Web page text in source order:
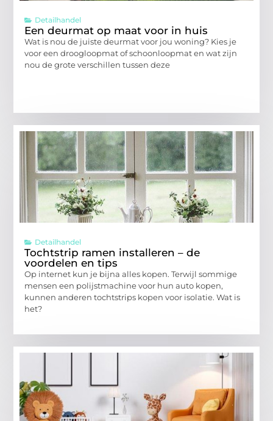
Detailhandel
Een deurmat op maat voor in huis
Wat is nou de juiste deurmat voor jou woning? Kies je
voor een droogloopmat of schoonloopmat en wat zijn
nou de grote verschillen tussen deze
Detailhandel
Tochtstrip ramen installeren – de
voordelen en tips
Op internet kun je bijna alles kopen. Terwijl sommige
mensen een polijstmachine voor hun auto kopen,
kunnen anderen tochtstrips kopen voor isolatie. Wat is
het?